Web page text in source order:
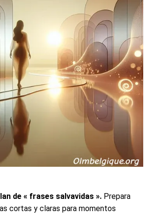
de « frases salvavidas ». Prepara
cortas y claras para momentos